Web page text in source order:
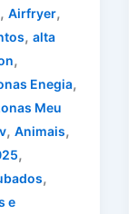
, Airfryer,
, alta
,
Enegia,
Meu
, Animais,
,
,
e